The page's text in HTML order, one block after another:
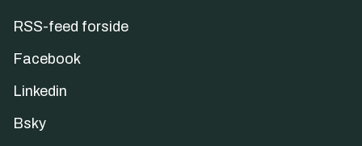
RSS-feed forside
Facebook
Linkedin
Bsky